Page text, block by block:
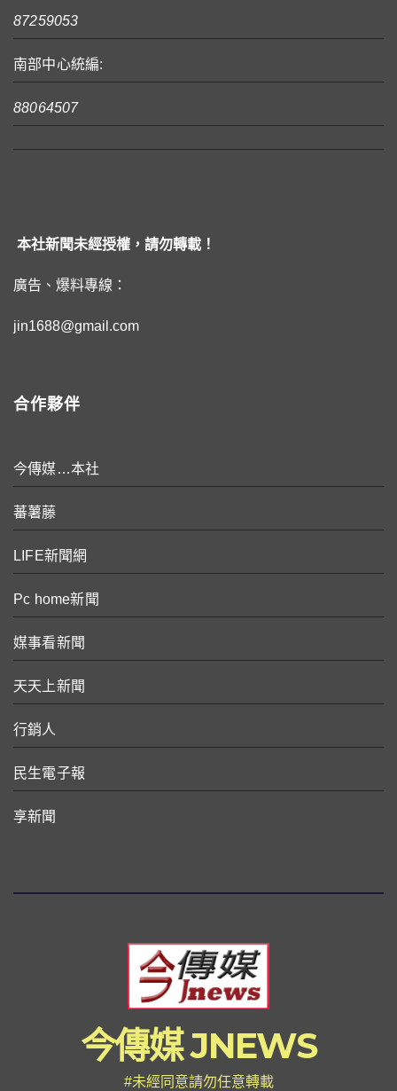
87259053
南部中心統編:
88064507
本社新聞未經授權，請勿轉載！
廣告、爆料專線：
jin1688@gmail.com
合作夥伴
今傳媒…本社
蕃薯藤
LIFE新聞網
Pc home新聞
媒事看新聞
天天上新聞
行銷人
民生電子報
享新聞
今傳媒 JNEWS
#未經同意請勿任意轉載